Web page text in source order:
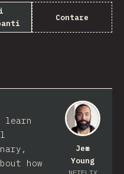
Contare
Jem
Young
how